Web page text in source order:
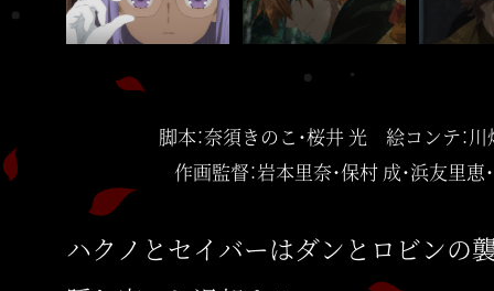
脚本：奈須きのこ・桜井 光 絵コンテ：
作画監督：岩本里奈・保村 成・浜友里恵
ハクノとセイバーはダンとロビンの